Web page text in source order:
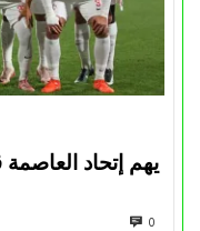
يهم إتحاد
0